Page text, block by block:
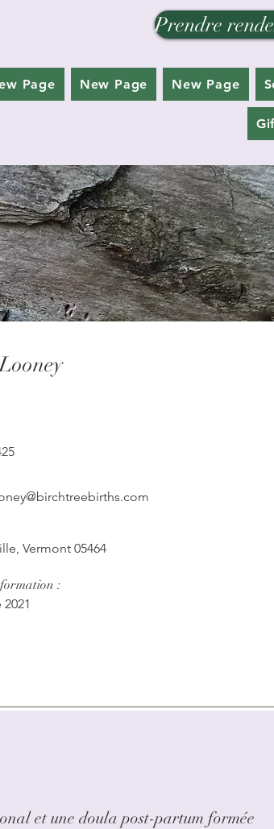
Prendre
Page New Page New Page
Vermont 05464
:
et une doula post-partum formée